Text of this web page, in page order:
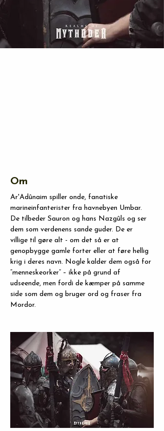
Om
Ar'Adûnaim spiller onde, fanatiske
marineinfanterister fra havnebyen Umbar.
De tilbeder Sauron og hans Nazgûls og ser
dem som verdenens sande guder. De er
villige til gøre alt - om det så er at
genopbygge gamle forter eller at føre hellig
krig i deres navn. Nogle kalder dem også for
“menneskeorker” – ikke på grund af
udseende, men fordi de kæmper på samme
side som dem og bruger ord og fraser fra
Mordor.